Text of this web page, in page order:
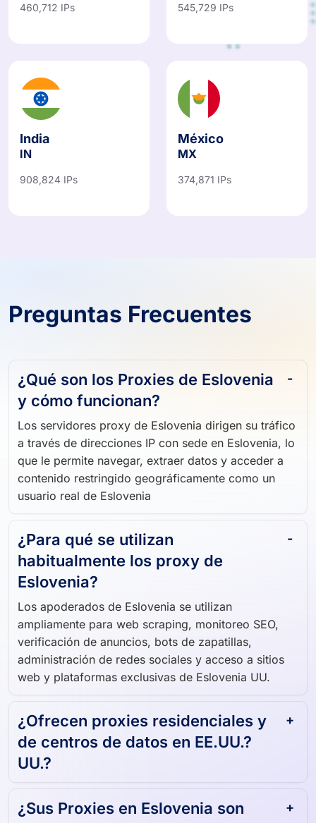
460,712 IPs 545,729 IPs
India
IN
908,824 IPs
México
MX
374,871 IPs
Preguntas Frecuentes
¿Qué son los Proxies de Eslovenia
y cómo funcionan?
Los servidores proxy de Eslovenia dirigen su tráfico
a través de direcciones IP con sede en Eslovenia, lo
que le permite navegar, extraer datos y acceder a
contenido restringido geográficamente como un
usuario real de Eslovenia
¿Para qué se utilizan
habitualmente los proxy de
Eslovenia?
Los apoderados de Eslovenia se utilizan
ampliamente para web scraping, monitoreo SEO,
verificación de anuncios, bots de zapatillas,
administración de redes sociales y acceso a sitios
web y plataformas exclusivas de Eslovenia UU.
¿Ofrecen proxies residenciales y
de centros de datos en EE.UU.?
UU.?
¿Sus Proxies en Eslovenia son